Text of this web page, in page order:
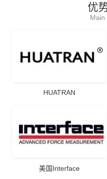
优
Main
HUATRAN
美国Interface